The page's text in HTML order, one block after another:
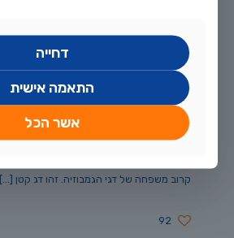
גופי
קרוב משפחה של דגי הגמבוזיה. זהו דג קטן […]
92
דחייה
התאמה אישית
אשר הכל